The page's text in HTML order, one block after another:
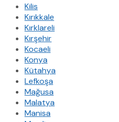
Kilis
Kırıkkale
Kırklareli
Kırşehir
Kocaeli
Konya
Kütahya
Lefkoşa
Mağusa
Malatya
Manisa